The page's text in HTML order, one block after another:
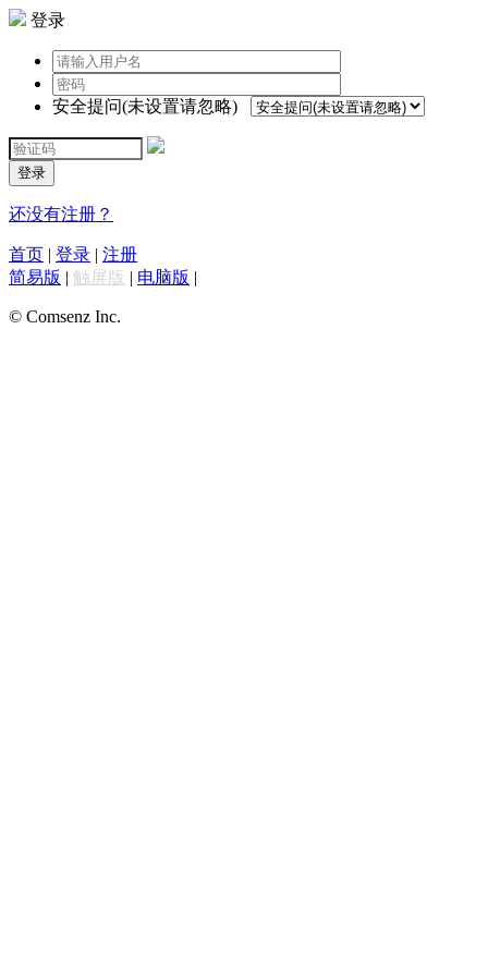
登录
安全提问(未设置请忽略)
登录
还没有注册？
首页 | 登录 | 注册
简易版 | 触屏版 | 电脑版 |
© Comsenz Inc.